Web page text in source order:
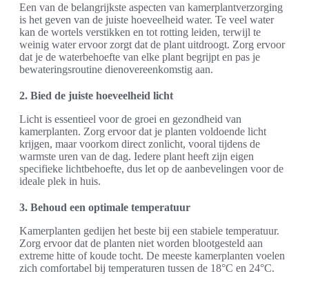
Een van de belangrijkste aspecten van kamerplantverzorging
is het geven van de juiste hoeveelheid water. Te veel water
kan de wortels verstikken en tot rotting leiden, terwijl te
weinig water ervoor zorgt dat de plant uitdroogt. Zorg ervoor
dat je de waterbehoefte van elke plant begrijpt en pas je
bewateringsroutine dienovereenkomstig aan.
2. Bied de juiste hoeveelheid licht
Licht is essentieel voor de groei en gezondheid van
kamerplanten. Zorg ervoor dat je planten voldoende licht
krijgen, maar voorkom direct zonlicht, vooral tijdens de
warmste uren van de dag. Iedere plant heeft zijn eigen
specifieke lichtbehoefte, dus let op de aanbevelingen voor de
ideale plek in huis.
3. Behoud een optimale temperatuur
Kamerplanten gedijen het beste bij een stabiele temperatuur.
Zorg ervoor dat de planten niet worden blootgesteld aan
extreme hitte of koude tocht. De meeste kamerplanten voelen
zich comfortabel bij temperaturen tussen de 18°C en 24°C.